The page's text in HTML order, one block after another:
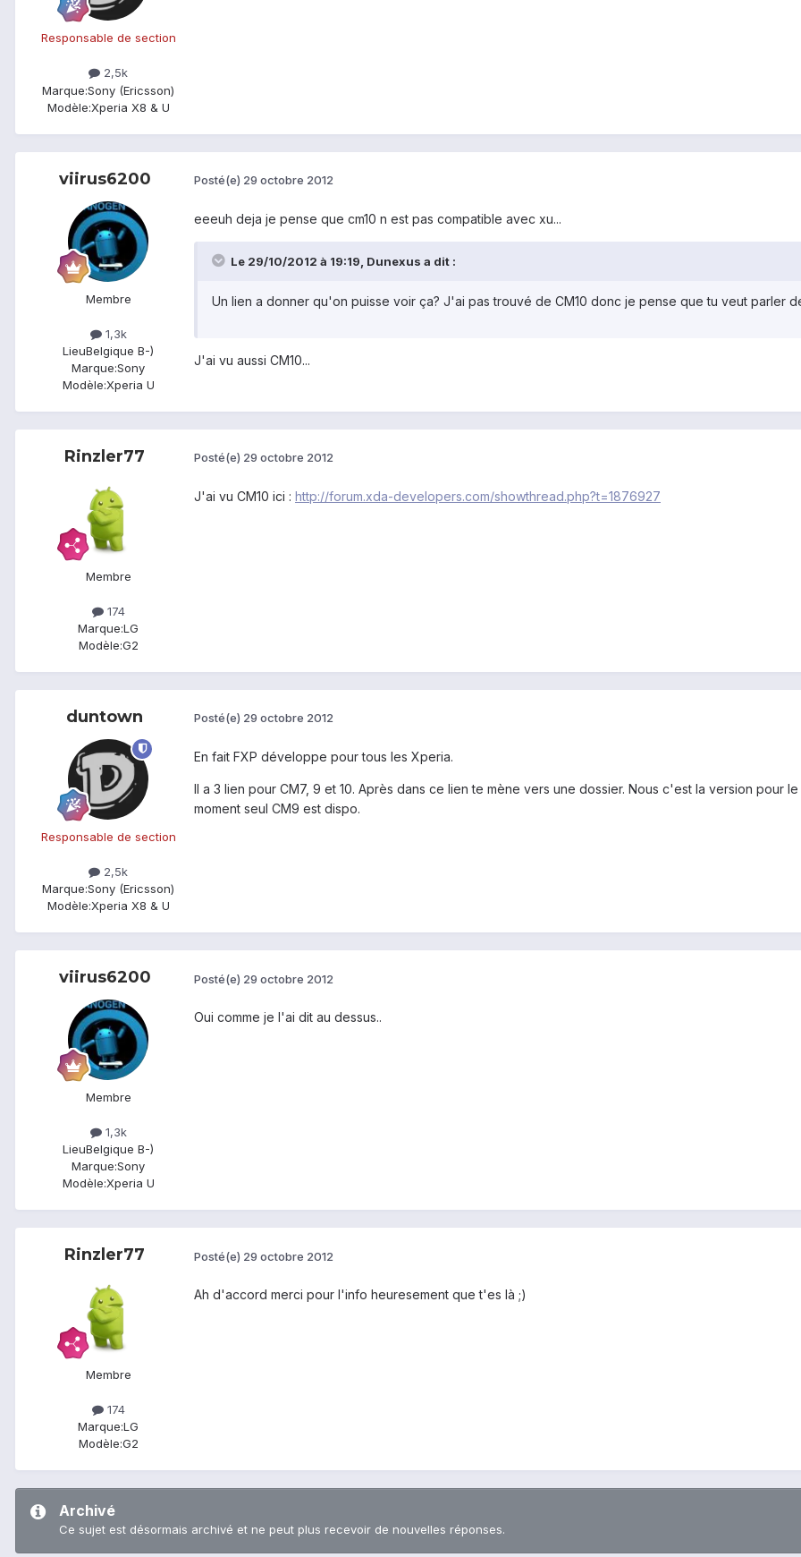
Responsable de section
2,5k
Marque:Sony (Ericsson)
Modèle:Xperia X8 & U
viirus6200
Membre
1,3k
LieuBelgique B-)
Marque:Sony
Modèle:Xperia U
Posté(e) 29 octobre 2012
eeeuh deja je pense que cm10 n est pas compatible avec xu...
Le 29/10/2012 à 19:19, Dunexus a dit :
Un lien a donner qu'on puisse voir ça? J'ai pas trouvé de CM10 donc je pense que tu veut parler
J'ai vu aussi CM10...
Rinzler77
Membre
174
Marque:LG
Modèle:G2
Posté(e) 29 octobre 2012
J'ai vu CM10 ici : http://forum.xda-developers.com/showthread.php?t=1876927
duntown
Responsable de section
2,5k
Marque:Sony (Ericsson)
Modèle:Xperia X8 & U
Posté(e) 29 octobre 2012
En fait FXP développe pour tous les Xperia.
Il a 3 lien pour CM7, 9 et 10. Après dans ce lien te mène vers une dossier. Nous c'est la version pour
moment seul CM9 est dispo.
viirus6200
Membre
1,3k
LieuBelgique B-)
Marque:Sony
Modèle:Xperia U
Posté(e) 29 octobre 2012
Oui comme je l'ai dit au dessus..
Rinzler77
Membre
174
Marque:LG
Modèle:G2
Posté(e) 29 octobre 2012
Ah d'accord merci pour l'info heuresement que t'es là ;)
Archivé
Ce sujet est désormais archivé et ne peut plus recevoir de nouvelles réponses.